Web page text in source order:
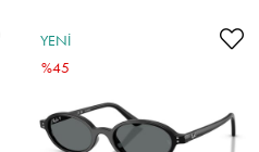
%45
YENI
ÜRÜN